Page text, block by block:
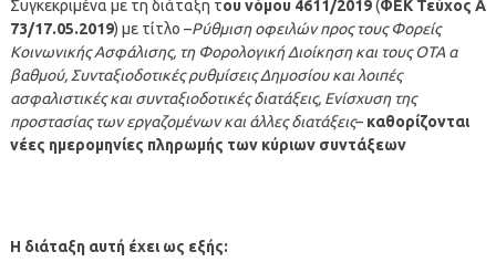
Συγκεκριμένα με τη διάταξη του νόμου 4611/2019(ΦΕΚ Τεύχος A
73/17.05.2019) με τίτλο –Ρύθμιση οφειλών προς τους Φορείς
Κοινωνικής Ασφάλισης, τη Φορολογική Διοίκηση και τους ΟΤΑ α
βαθμού, Συνταξιοδοτικές ρυθμίσεις Δημοσίου και λοιπές
ασφαλιστικές και συνταξιοδοτικές διατάξεις, Ενίσχυση της
προστασίας των εργαζομένων και άλλες διατάξεις– καθορίζονται
νέες ημερομηνίες πληρωμής των κύριων συντάξεων
Η διάταξη αυτή έχει ως εξής: